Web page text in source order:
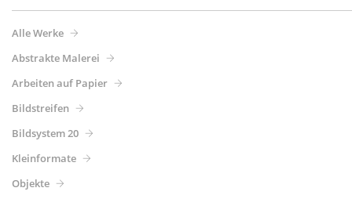
Alle Werke
Abstrakte Malerei
Arbeiten auf Papier
Bildstreifen
Bildsystem 20
Kleinformate
Objekte